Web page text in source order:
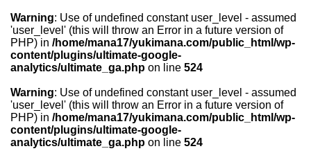
Warning: Use of undefined constant user_level - assumed
'user_level' (this will throw an Error in a future version of
PHP) in /home/mana17/yukimana.com/public_html/wp-
content/plugins/ultimate-google-
analytics/ultimate_ga.php on line 524
Warning: Use of undefined constant user_level - assumed
'user_level' (this will throw an Error in a future version of
PHP) in /home/mana17/yukimana.com/public_html/wp-
content/plugins/ultimate-google-
analytics/ultimate_ga.php on line 524